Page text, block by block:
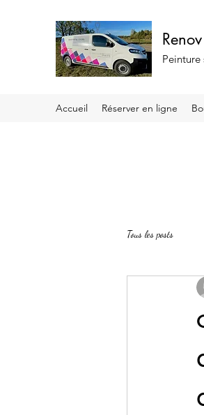
Accueil Réserver en ligne
Tous les posts